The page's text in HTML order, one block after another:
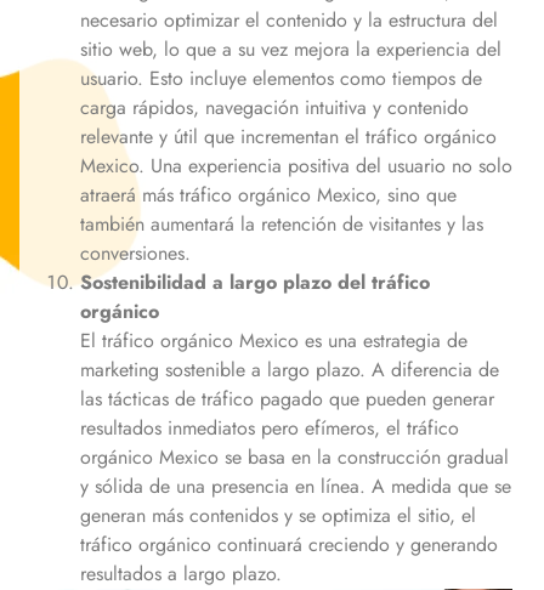
necesario optimizar el contenido y la estructura del
sitio web, lo que a su vez mejora la experiencia del
usuario. Esto incluye elementos como tiempos de
carga rápidos, navegación intuitiva y contenido
relevante y útil que incrementan el tráfico orgánico
Mexico. Una experiencia positiva del usuario no solo
atraerá más tráfico orgánico Mexico, sino que
también aumentará la retención de visitantes y las
conversiones.
Sostenibilidad a largo plazo del tráfico
orgánico
El tráfico orgánico Mexico es una estrategia de
marketing sostenible a largo plazo. A diferencia de
las tácticas de tráfico pagado que pueden generar
resultados inmediatos pero efímeros, el tráfico
orgánico Mexico se basa en la construcción gradual
y sólida de una presencia en línea. A medida que se
generan más contenidos y se optimiza el sitio, el
tráfico orgánico continuará creciendo y generando
resultados a largo plazo.